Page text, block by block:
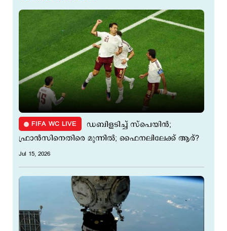
FIFA WC LIVE
ഫ്രാൻസിനെതിരെ മുന്നിൽ; ഫൈനലിലേക്ക് ആര്?
Jul 15, 2026